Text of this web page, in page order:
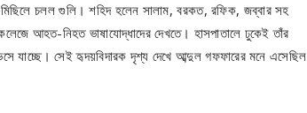
চলল গুলি। শহিদ হলেন সালাম, বরকত, রফিক, জব্বার সহ
আহত-নিহত ভাষাযোদ্ধাদের দেখতে। হাসপাতালে ঢুকেই তাঁর
যাচ্ছে। সেই হৃদয়বিদারক দৃশ্য দেখে আব্দুল গফফারের মনে এসেছিল